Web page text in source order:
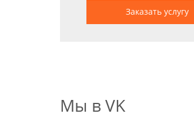
Заказать услугу
Мы в VK